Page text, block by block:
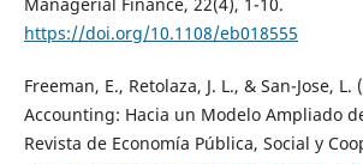
https://doi.org/10.1108/eb018555
Freeman, E., Retolaza, J. L., & San-Jose,
Accounting: Hacia un Modelo Ampliado
Revista de Economía Pública, Social y